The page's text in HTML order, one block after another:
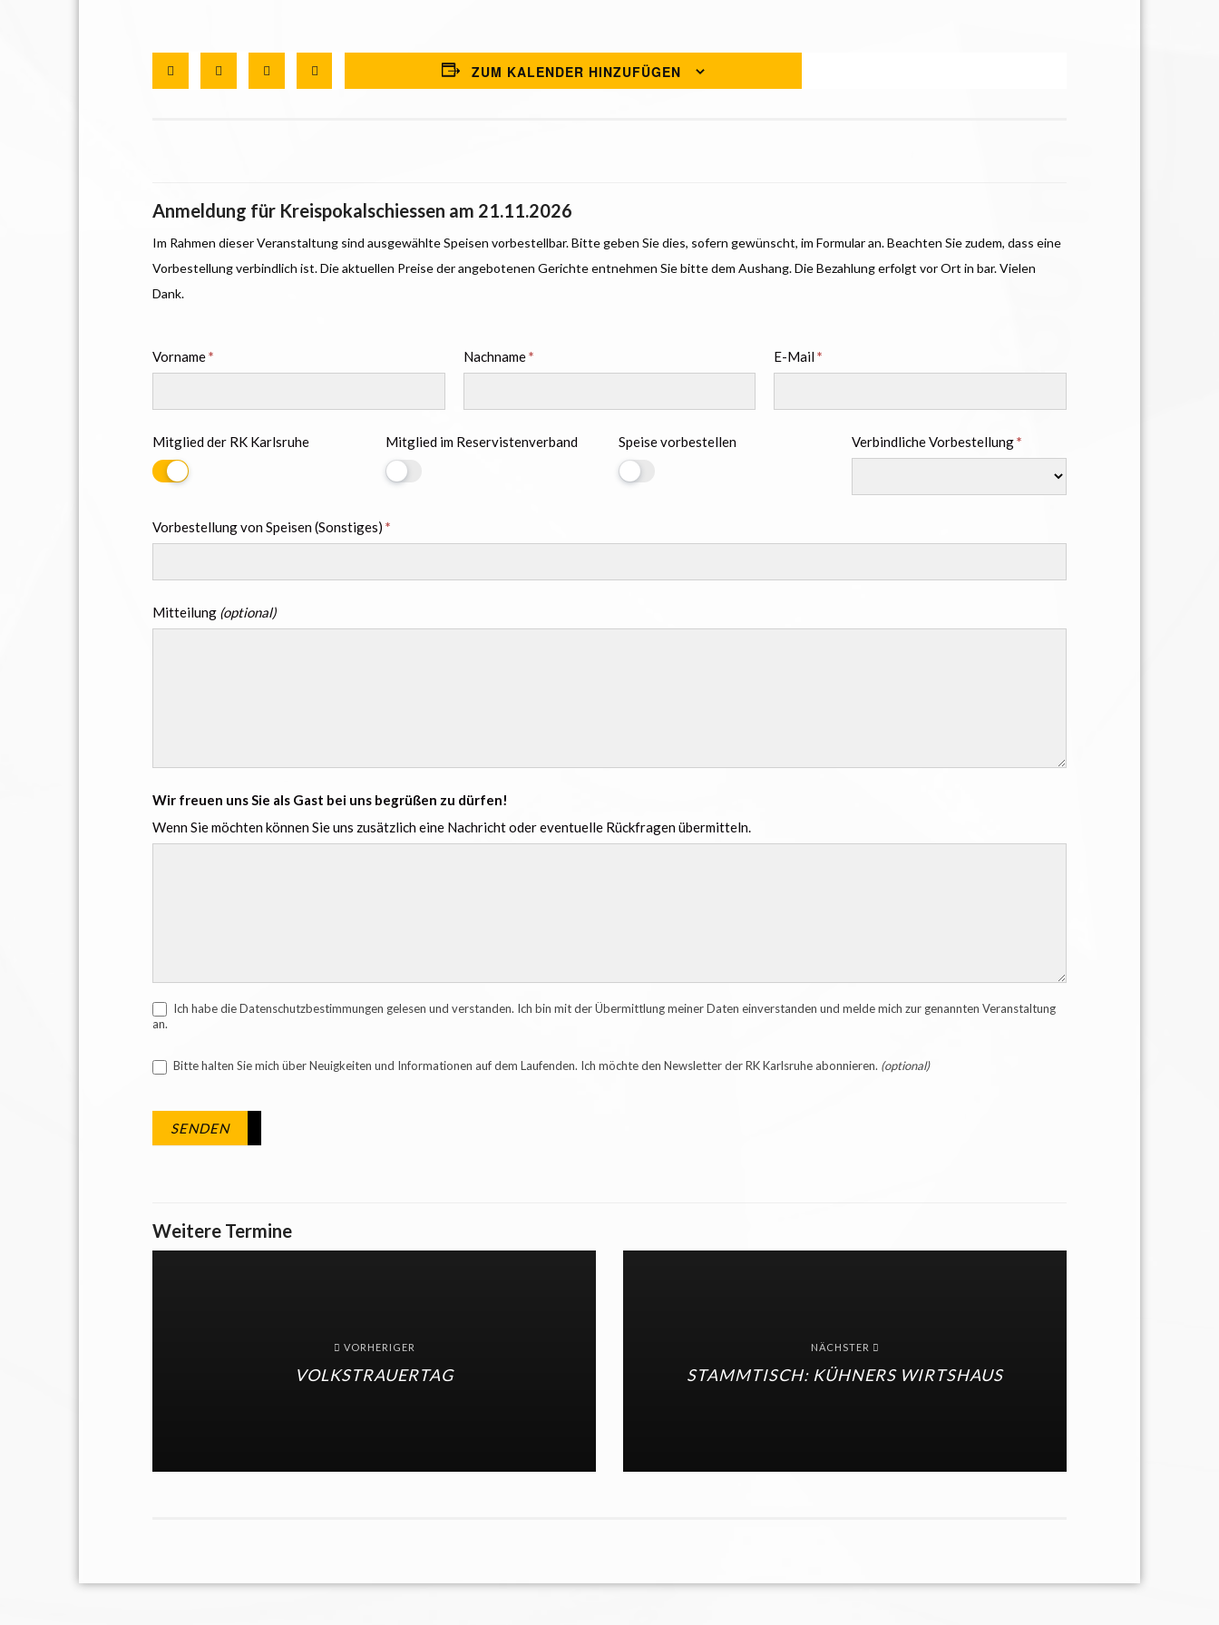
ZUM KALENDER HINZUFÜGEN
Anmeldung für Kreispokalschiessen am 21.11.2026
Anmelden
Im Rahmen dieser Veranstaltung sind ausgewählte Speisen vorbestellbar. Bitte geben Sie dies, sofern gewünscht, im Formular an. Beachten Sie zudem, dass eine
Vorbestellung verbindlich ist. Die aktuellen Preise der angebotenen Gerichte entnehmen Sie bitte dem Aushang. Die Bezahlung erfolgt vor Ort in bar. Vielen
Dank.
Vorname* Nachname* E-Mail*
Mitglied der RK Karlsruhe Mitglied im Reservistenverband Speise vorbestellen Verbindliche Vorbestellung*
Vorbestellung von Speisen (Sonstiges) *
Mitteilung (optional)
Wir freuen uns Sie als Gast bei uns begrüßen zu dürfen!
Wenn Sie möchten können Sie uns zusätzlich eine Nachricht oder eventuelle Rückfragen übermitteln.
Ich habe die Datenschutzbestimmungen gelesen und verstanden. Ich bin mit der Übermittlung meiner Daten einverstanden und melde mich zur genannten Veranstaltung
an.
Bitte halten Sie mich über Neuigkeiten und Informationen auf dem Laufenden. Ich möchte den Newsletter der RK Karlsruhe abonnieren. (optional)
SENDEN
Weitere Termine
VORHERIGER
VOLKSTRAUERTAG
NÄCHSTER
STAMMTISCH: KÜHNERS WIRTSHAUS